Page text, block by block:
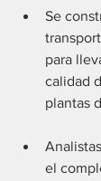
Se
para
calidad
plantas
el